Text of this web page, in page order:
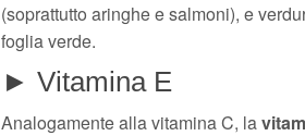
(soprattutto aringhe e salmoni), e
foglia verde.
► Vitamina E
Analogamente alla vitamina C, la